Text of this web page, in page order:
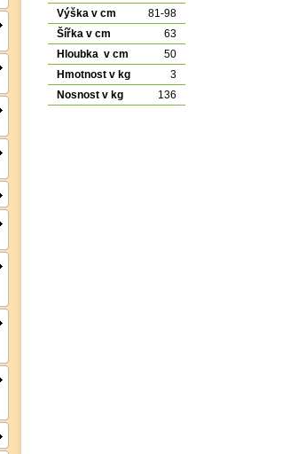
Výška v cm
81-98
Šířka v cm
63
Hloubka v cm
50
Hmotnost v kg
3
Nosnost v kg
136